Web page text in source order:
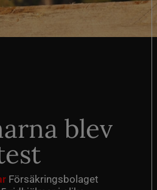
blev
Försäkringsbolaget